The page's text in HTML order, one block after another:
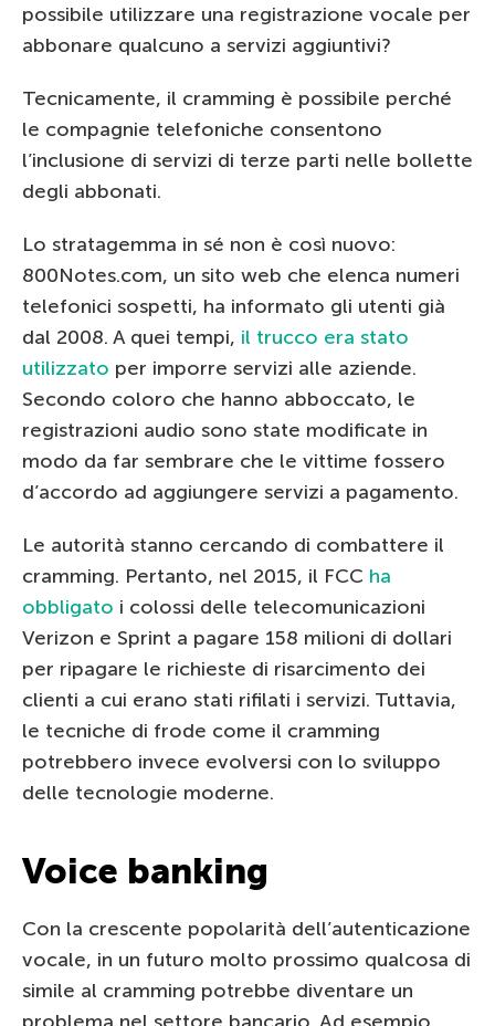
possibile utilizzare una registrazione vocale per
abbonare qualcuno a servizi aggiuntivi?
Tecnicamente, il cramming è possibile perché
le compagnie telefoniche consentono
l’inclusione di servizi di terze parti nelle bollette
degli abbonati.
Lo stratagemma in sé non è così nuovo:
800Notes.com, un sito web che elenca numeri
telefonici sospetti, ha informato gli utenti già
dal 2008. A quei tempi, il trucco era stato
utilizzato per imporre servizi alle aziende.
Secondo coloro che hanno abboccato, le
registrazioni audio sono state modificate in
modo da far sembrare che le vittime fossero
d’accordo ad aggiungere servizi a pagamento.
Le autorità stanno cercando di combattere il
cramming. Pertanto, nel 2015, il FCC ha
obbligato i colossi delle telecomunicazioni
Verizon e Sprint a pagare 158 milioni di dollari
per ripagare le richieste di risarcimento dei
clienti a cui erano stati rifilati i servizi. Tuttavia,
le tecniche di frode come il cramming
potrebbero invece evolversi con lo sviluppo
delle tecnologie moderne.
Voice banking
Con la crescente popolarità dell’autenticazione
vocale, in un futuro molto prossimo qualcosa di
simile al cramming potrebbe diventare un
problema nel settore bancario. Ad esempio,